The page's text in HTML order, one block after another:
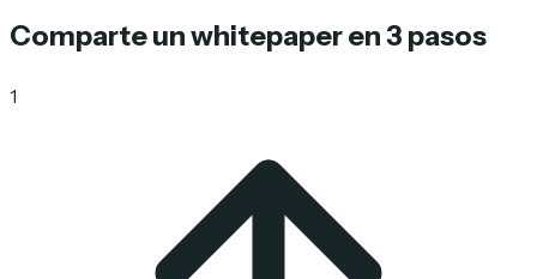
Comparte un whitepaper en 3 pasos
1